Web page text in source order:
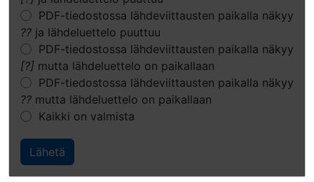
PDF-tiedostossa lähdeviittausten paikalla näkyy
?? ja lähdeluettelo puuttuu
PDF-tiedostossa lähdeviittausten paikalla näkyy
[?] mutta lähdeluettelo on paikallaan
PDF-tiedostossa lähdeviittausten paikalla näkyy
?? mutta lähdeluettelo on paikallaan
Kaikki on valmista